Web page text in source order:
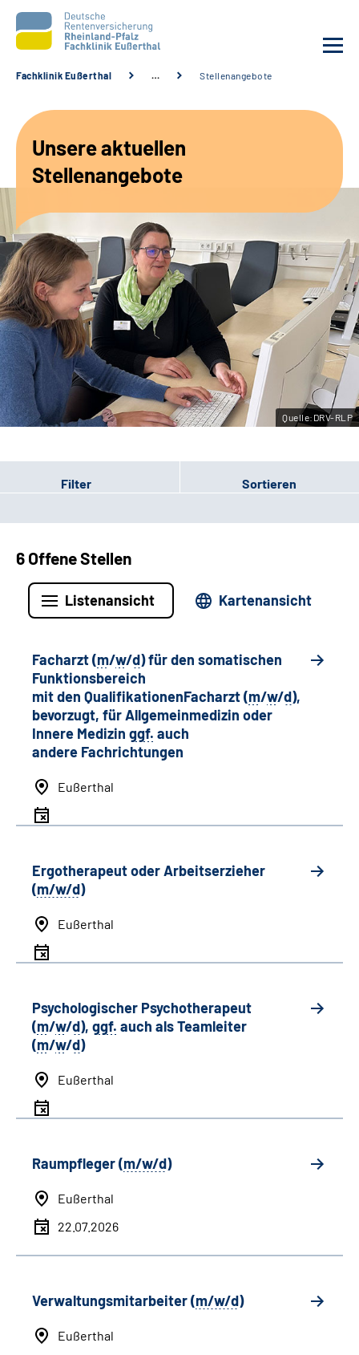
Unsere Angebote
Karriere
Beratungsstellen &
Zuweisende
Suche
Leichte Sprache
Gebärdensprache
Fachklinik Eußerthal … Stellenangebote
Unsere aktuellen
Stellenangebote
Quelle:DRV-RLP
Filter Sortieren
6 Offene Stellen
Listenansicht Kartenansicht
Facharzt (m/w/d) für den somatischen
Funktionsbereich
mit den QualifikationenFacharzt (m/w/d),
bevorzugt, für Allgemeinmedizin oder
Innere Medizin ggf. auch
andere Fachrichtungen
Eußerthal
Ergotherapeut oder Arbeitserzieher
(m/w/d)
Eußerthal
Psychologischer Psychotherapeut
(m/w/d), ggf. auch alsTeamleiter
(m/w/d)
Eußerthal
Raumpfleger (m/w/d)
Eußerthal
22.07.2026
Verwaltungsmitarbeiter (m/w/d)
Eußerthal